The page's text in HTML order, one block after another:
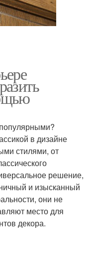
в дизайне
стилями, от
решение,
и изысканный
они не
место для
декора.